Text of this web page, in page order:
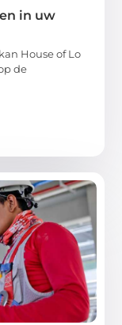
in uw
House of Lo
de